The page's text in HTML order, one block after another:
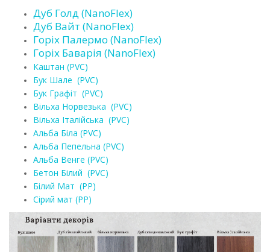
Дуб Голд (NanoFlex)
Дуб Вайт (NanoFlex)
Горіх Палермо (NanoFlex)
Горіх Баварія (NanoFlex)
Каштан (PVC)
Бук Шале (PVC)
Бук Графіт (PVC)
Вільха Норвезька (PVC)
Вільха Італійська (PVC)
Альба Біла (PVC)
Альба Пепельна (PVC)
Альба Венге (PVC)
Бетон Білий (PVC)
Білий Мат (РР)
Сірий мат (РР)